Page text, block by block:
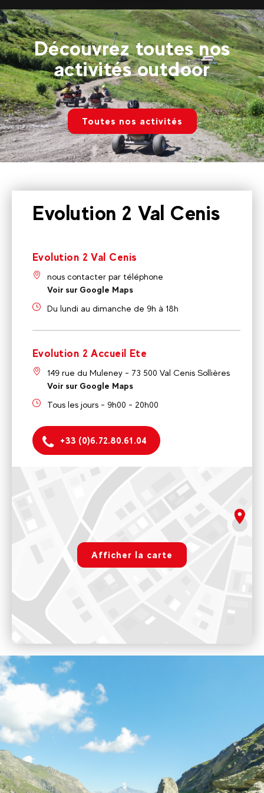
Découvrez toutes nos
activités outdoor
Toutes nos activités
Evolution 2 Val Cenis
Evolution 2 Val Cenis
nous contacter par téléphone
Voir sur Google Maps
Du lundi au dimanche de 9h à 18h
Evolution 2 Accueil Ete
149 rue du Muleney - 73 500 Val Cenis Sollières
Voir sur Google Maps
Tous les jours - 9h00 - 20h00
+33 (0)6.72.80.61.04
rgpd.advert.map
Paramétrer
nous contacter par téléphone
Du lundi au dimanche de 9h à 18h
Voir sur Google Maps
Evolution 2 Accueil Ete
149 rue du Muleney - 73 500 Val Cenis Sollières
Tous les jours - 9h00 - 20h00
Voir sur Google Maps
Afficher la carte